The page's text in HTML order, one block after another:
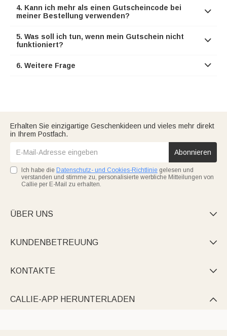
4. Kann ich mehr als einen Gutscheincode bei
meiner Bestellung verwenden?

5. Was soll ich tun, wenn mein Gutschein nicht
funktioniert?

6. Weitere Frage 
Erhalten Sie einzigartige Geschenkideen und vieles mehr direkt
in Ihrem Postfach.
Abonnieren
Ich habe die Datenschutz- und Cookies-Richtlinie gelesen und
verstanden und stimme zu, personalisierte werbliche Mitteilungen von
Callie per E-Mail zu erhalten.
ÜBER UNS 
KUNDENBETREUUNG 
KONTAKTE 
CALLIE-APP HERUNTERLADEN 